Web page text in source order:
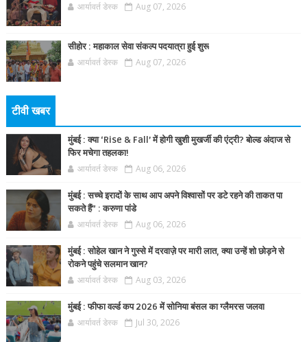
आर्यावर्त डेस्क Aug 07, 2026
सीहोर : महाकाल सेवा संकल्प पदयात्रा हुई शुरू
आर्यावर्त डेस्क Aug 07, 2026
टीवी खबर
मुंबई : क्या ‘Rise & Fall’ में होगी खुशी मुखर्जी की एंट्री? बोल्ड अंदाज से
फिर मचेगा तहलका!
आर्यावर्त डेस्क Aug 06, 2026
मुंबई : सच्चे इरादों के साथ आप अपने विश्वासों पर डटे रहने की ताकत पा
सकते हैं” : करुणा पांडे
आर्यावर्त डेस्क Aug 06, 2026
मुंबई : सोहेल खान ने गुस्से में दरवाज़े पर मारी लात, क्या उन्हें शो छोड़ने से
रोकने पहुंचे सलमान खान?
आर्यावर्त डेस्क Aug 03, 2026
मुंबई : फीफा वर्ल्ड कप 2026 में सोनिया बंसल का ग्लैमरस जलवा
आर्यावर्त डेस्क Jul 30, 2026